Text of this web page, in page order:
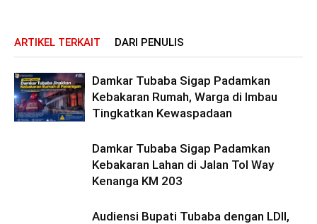
ARTIKEL TERKAIT DARI PENULIS
Damkar Tubaba Sigap Padamkan
Kebakaran Rumah, Warga di Imbau
Tingkatkan Kewaspadaan
Damkar Tubaba Sigap Padamkan
Kebakaran Lahan di Jalan Tol Way
Kenanga KM 203
Audiensi Bupati Tubaba dengan LDII,